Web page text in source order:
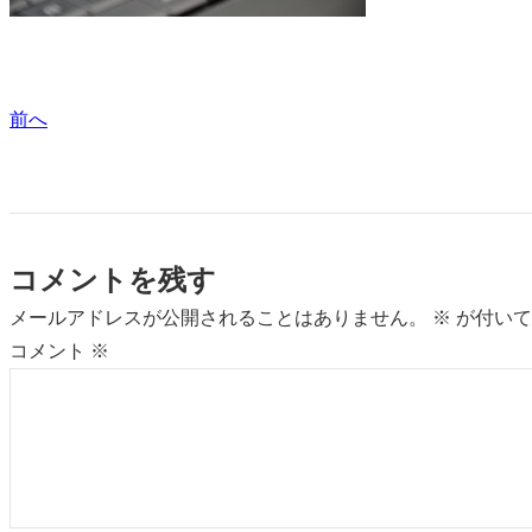
前へ
コメントを残す
メールアドレスが公開されることはありません。 ※ が付い
コメント ※